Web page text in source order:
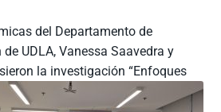
del Departamento de
UDLA, Vanessa Saavedra y
la investigación “Enfoques